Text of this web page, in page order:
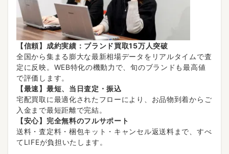
【信頼】成約実績：ブランド買取15万人突破
全国から集まる膨大な最新相場データをリアルタイムで査
定に反映。WEB特化の機動力で、旬のブランドも最高値
で評価します。
【最速】最短、当日査定・振込
宅配買取に最適化されたフローにより、お品物到着からご
入金まで最短距離で完結。
【安心】完全無料のフルサポート
送料・査定料・梱包キット・キャンセル返送料まで、すべ
てLIFEが負担いたします。